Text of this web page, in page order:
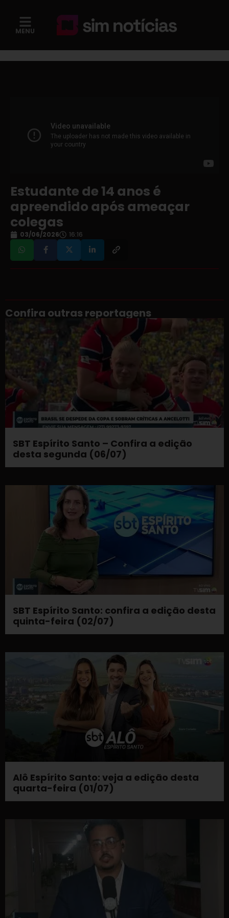
MENU
Estudante de 14 anos é
apreendido após ameaçar
colegas
03/06/2026 16:16
Confira outras reportagens
SBT Espírito Santo – Confira a edição
desta segunda (06/07)
SBT Espírito Santo: confira a edição desta
quinta-feira (02/07)
Alô Espírito Santo: veja a edição desta
quarta-feira (01/07)